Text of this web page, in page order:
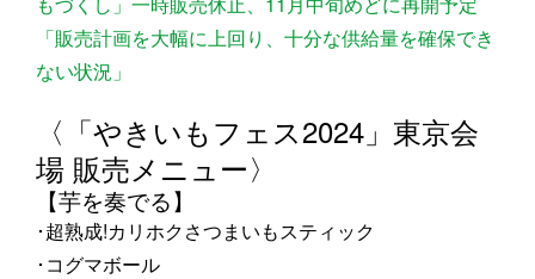
「販売計画を大幅に上回り、十分な供給量を確保でき
ない状況」
〈「やきいもフェス2024」東京会
場 販売メニュー〉
【芋を奏でる】
･超熟成!カリホクさつまいもスティック
･コグマボール